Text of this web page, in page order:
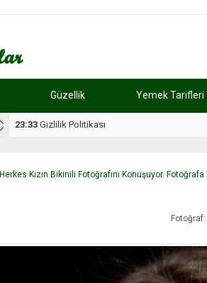
Güzellik Yemek Tarifleri
17:08 Dilan, düğününe 5 gün kala hayatını
Herkes Kızın Bikinili Fotoğrafını Konuşuyor.